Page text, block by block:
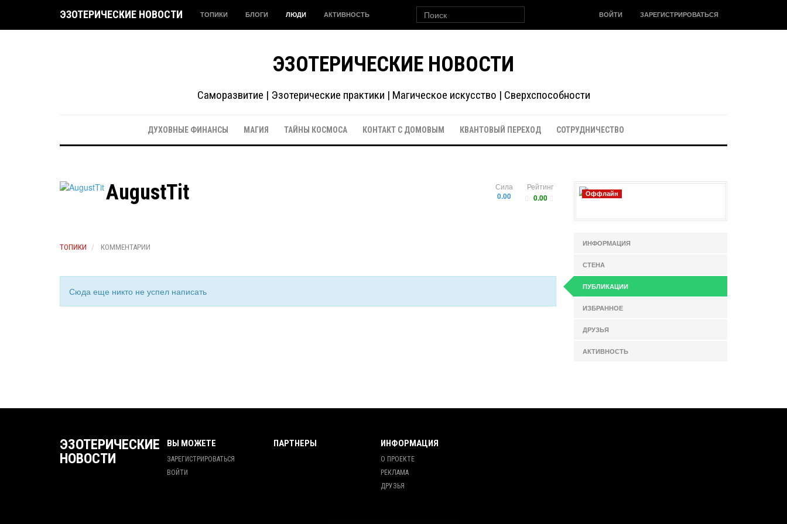
ЭЗОТЕРИЧЕСКИЕ НОВОСТИ ТОПИКИ БЛОГИ ЛЮДИ АКТИВНОСТЬ ВОЙТИ ЗАРЕГИСТРИРОВАТЬСЯ
ЭЗОТЕРИЧЕСКИЕ НОВОСТИ
Саморазвитие | Эзотерические практики | Магическое искусство | Сверхспособности
ДУХОВНЫЕ ФИНАНСЫ МАГИЯ ТАЙНЫ КОСМОСА КОНТАКТ С ДОМОВЫМ КВАНТОВЫЙ ПЕРЕХОД СОТРУДНИЧЕСТВО
Рейтинг
0.00
Сила
0.00
AugustTit
ТОПИКИ КОММЕНТАРИИ
Сюда еще никто не успел написать
Оффлайн
ИНФОРМАЦИЯ
СТЕНА
ПУБЛИКАЦИИ
ИЗБРАННОЕ
ДРУЗЬЯ
АКТИВНОСТЬ
ЭЗОТЕРИЧЕСКИЕ
НОВОСТИ
ВЫ МОЖЕТЕ
ЗАРЕГИСТРИРОВАТЬСЯ
ВОЙТИ
ПАРТНЕРЫ ИНФОРМАЦИЯ
О ПРОЕКТЕ
РЕКЛАМА
ДРУЗЬЯ